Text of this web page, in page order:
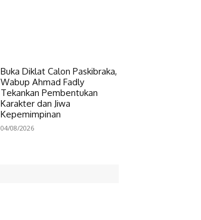
Buka Diklat Calon Paskibraka,
Wabup Ahmad Fadly
Tekankan Pembentukan
Karakter dan Jiwa
Kepemimpinan
04/08/2026